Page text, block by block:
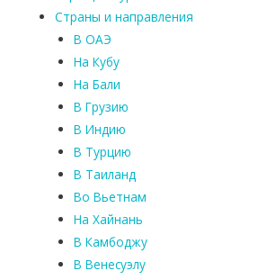
Страны и направления
В ОАЭ
На Кубу
На Бали
В Грузию
В Индию
В Турцию
В Таиланд
Во Вьетнам
На Хайнань
В Камбоджу
В Венесуэлу